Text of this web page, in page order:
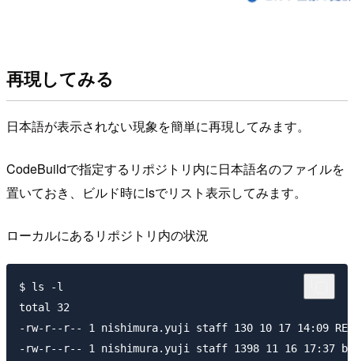
再現してみる
日本語が表示されない現象を簡単に再現してみます。
CodeBuildで指定するリポジトリ内に日本語名のファイルを
置いておき、ビルド時にlsでリスト表示してみます。
ローカルにあるリポジトリ内の状況
$ ls -l
total 32
-rw-r--r-- 1 nishimura.yuji staff 130 10 17 14:09
-rw-r--r-- 1 nishimura.yuji staff 1398 11 16 17:37